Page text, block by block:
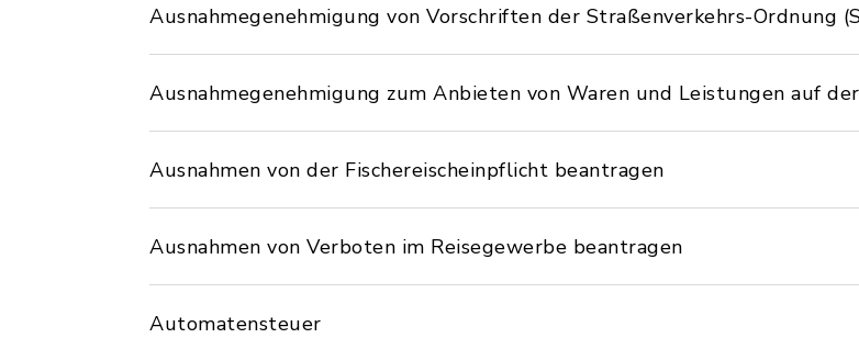
Ausnahmegenehmigung von Vorschriften der Straßenverkehrs-Ordnung
Ausnahmegenehmigung zum Anbieten von Waren und Leistungen auf
Ausnahmen von der Fischereischeinpflicht beantragen
Ausnahmen von Verboten im Reisegewerbe beantragen
Automatensteuer